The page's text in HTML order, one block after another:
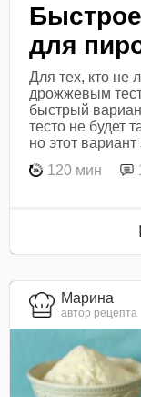
для
Для тех, кто не
дрожжевым
быстрый
тесто не будет
но этот вариант
120 мин
Марина
автор рецепта